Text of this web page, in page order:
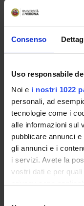
Consenso
Uso responsabile
Noi e i nostri 1022
personali, ad
tecnologie come i
alle informazioni sul
pubblicare annunci
gli annunci e i
i servizi. Avete la
vostri dati e per
privacy sono
OFFERTA
Contatti
Persone
Luoghi
Calendario